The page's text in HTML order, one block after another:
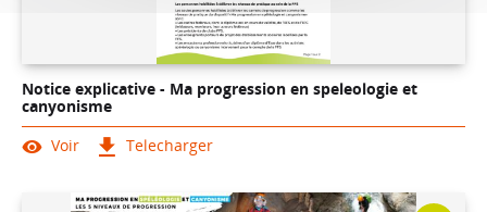
Notice explicative - Ma progression en speleologie et
canyonisme
Voir
Telecharger